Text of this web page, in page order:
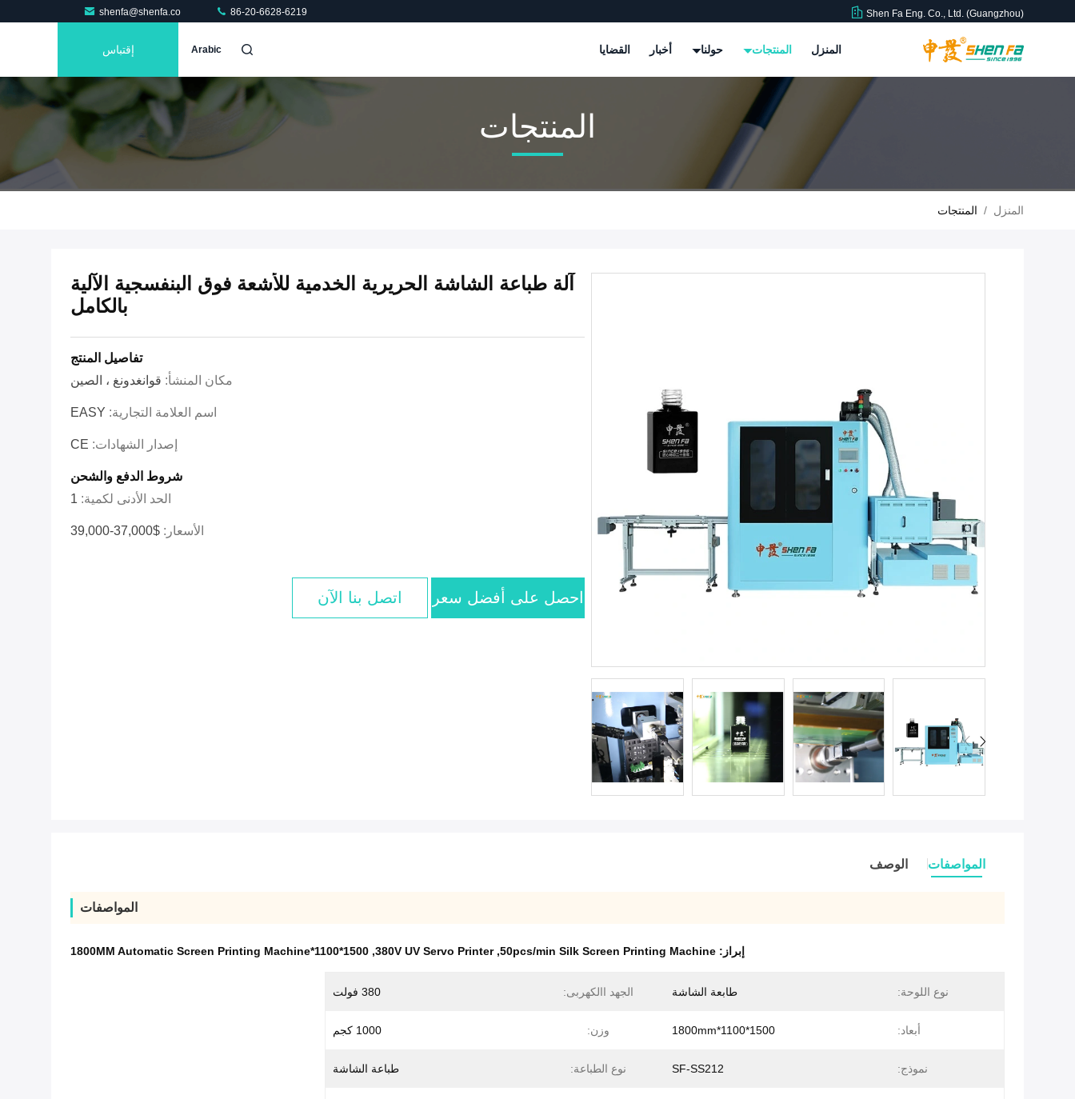
Shen Fa Eng. Co., Ltd. (Guangzhou)
shenfa@shenfa.co 86-20-6628-6219
المنزل المنتجات حولنا أخبار القضايا Arabic إقتباس
المنتجات
المنزل / المنتجات
آلة طباعة الشاشة الحريرية الخدمية للأشعة فوق البنفسجية الآلية
بالكامل
تفاصيل المنتج
مكان المنشأ: قوانغدونغ ، الصين
اسم العلامة التجارية: EASY
إصدار الشهادات: CE
شروط الدفع والشحن
الحد الأدنى لكمية: 1
الأسعار: $37,000-39,000
احصل على أفضل سعر اتصل بنا الآن
المواصفات الوصف
المواصفات
إبراز: 50pcs/min Silk Screen Printing Machine
,
380V UV Servo Printer
,
1500*1100*1800MM Automatic Screen Printing Machine
نوع اللوحة: طابعة الشاشة الجهد االكهربى: 380 فولت
أبعاد: 1500*1100*1800mm وزن: 1000 كجم
نموذج: SF-SS212 نوع الطباعة: طباعة الشاشة